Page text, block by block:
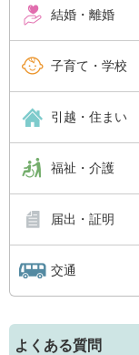
結婚・離婚
子育て・学校
引越・住まい
福祉・介護
届出・証明
交通
よくある質問